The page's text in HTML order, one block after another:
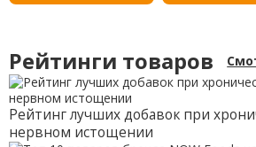
Рейтинги товаров
Рейтинг лучших добавок при
нервном истощении